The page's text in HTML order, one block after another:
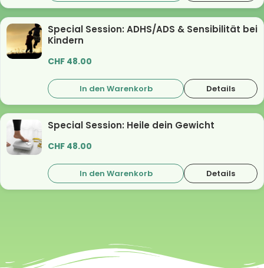
Special Session: ADHS/ADS & Sensibilität bei
Kindern
CHF 48.00
In den Warenkorb Details
Special Session: Heile dein Gewicht
CHF 48.00
In den Warenkorb Details